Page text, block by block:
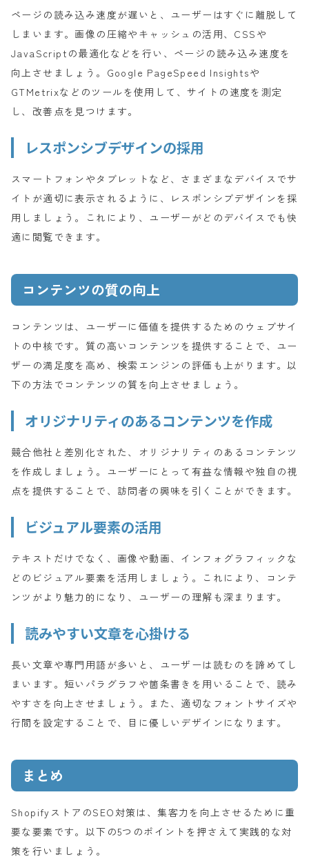
ページの読み込み速度が遅いと、ユーザーはすぐに離脱して
しまいます。画像の圧縮やキャッシュの活用、CSSや
JavaScriptの最適化などを行い、ページの読み込み速度を
向上させましょう。Google PageSpeed Insightsや
GTMetrixなどのツールを使用して、サイトの速度を測定
し、改善点を見つけます。
レスポンシブデザインの採用
スマートフォンやタブレットなど、さまざまなデバイスでサ
イトが適切に表示されるように、レスポンシブデザインを採
用しましょう。これにより、ユーザーがどのデバイスでも快
適に閲覧できます。
コンテンツの質の向上
コンテンツは、ユーザーに価値を提供するためのウェブサイ
トの中核です。質の高いコンテンツを提供することで、ユー
ザーの満足度を高め、検索エンジンの評価も上がります。以
下の方法でコンテンツの質を向上させましょう。
オリジナリティのあるコンテンツを作成
競合他社と差別化された、オリジナリティのあるコンテンツ
を作成しましょう。ユーザーにとって有益な情報や独自の視
点を提供することで、訪問者の興味を引くことができます。
ビジュアル要素の活用
テキストだけでなく、画像や動画、インフォグラフィックな
どのビジュアル要素を活用しましょう。これにより、コンテ
ンツがより魅力的になり、ユーザーの理解も深まります。
読みやすい文章を心掛ける
長い文章や専門用語が多いと、ユーザーは読むのを諦めてし
まいます。短いパラグラフや箇条書きを用いることで、読み
やすさを向上させましょう。また、適切なフォントサイズや
行間を設定することで、目に優しいデザインになります。
まとめ
ShopifyストアのSEO対策は、集客力を向上させるために重
要な要素です。以下の5つのポイントを押さえて実践的な対
策を行いましょう。